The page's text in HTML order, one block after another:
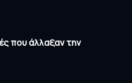
που άλλαξαν την